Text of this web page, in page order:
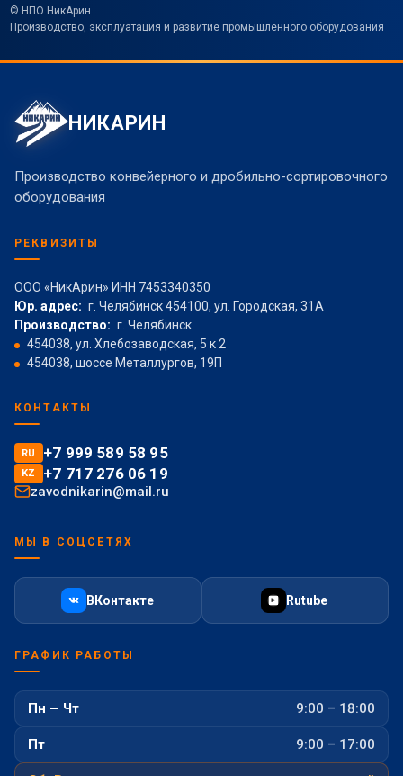
© НПО НикАрин
Производство, эксплуатация и развитие промышленного оборудования
НИКАРИН
Производство конвейерного и дробильно-сортировочного
оборудования
РЕКВИЗИТЫ
ООО «НикАрин» ИНН 7453340350
Юр. адрес: г. Челябинск 454100, ул. Городская, 31А
Производство: г. Челябинск
454038, ул. Хлебозаводская, 5 к 2
454038, шоссе Металлургов, 19П
КОНТАКТЫ
RU +7 999 589 58 95
KZ +7 717 276 06 19
zavodnikarin@mail.ru
МЫ В СОЦСЕТЯХ
ВКонтакте Rutube
ГРАФИК РАБОТЫ
Пн – Чт 9:00 – 18:00
Пт 9:00 – 17:00